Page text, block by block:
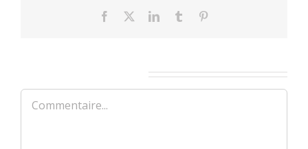
Facebook LinkedInTumblr
Commentaire